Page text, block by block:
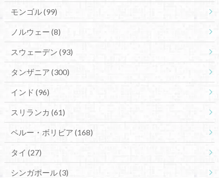
モンゴル(99)
ノルウェー (8)
スウェーデン (93)
タンザニア (300)
インド (96)
スリランカ (61)
ペルー・ボリビア (168)
タイ (27)
シンガポール(3)